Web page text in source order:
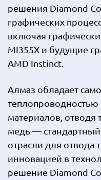
решения Diamond
графических
включая
MI355X и будущие
AMD Instinct.
Алмаз обладает
теплопроводностью
материалов, отводя
медь —
отрасли для отвода
инновацией в
решение Diamond